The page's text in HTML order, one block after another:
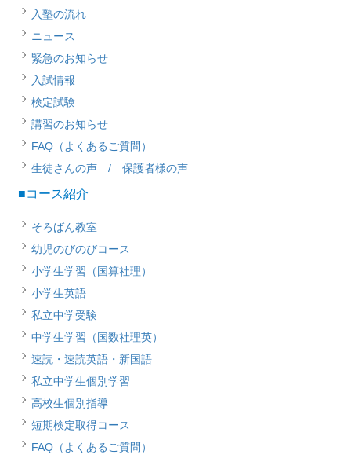
入塾の流れ
ニュース
緊急のお知らせ
入試情報
検定試験
講習のお知らせ
FAQ（よくあるご質問）
生徒さんの声 / 保護者様の声
■コース紹介
そろばん教室
幼児のびのびコース
小学生学習（国算社理）
小学生英語
私立中学受験
中学生学習（国数社理英）
速読・速読英語・新国語
私立中学生個別学習
高校生個別指導
短期検定取得コース
FAQ（よくあるご質問）